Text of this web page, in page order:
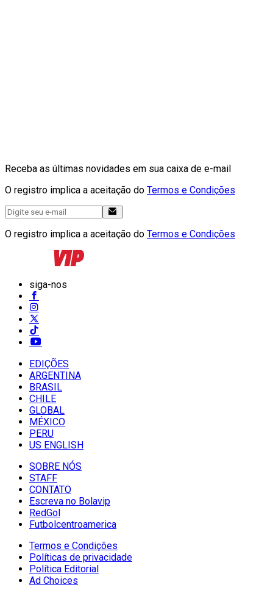
Receba as últimas novidades em sua caixa de e-mail
O registro implica a aceitação do Termos e Condições
O registro implica a aceitação do Termos e Condições
siga-nos
EDIÇÕES
ARGENTINA
BRASIL
CHILE
GLOBAL
MÉXICO
PERU
US ENGLISH
SOBRE NÓS
STAFF
CONTATO
Escreva no Bolavip
RedGol
Futbolcentroamerica
Termos e Condições
Políticas de privacidade
Política Editorial
Ad Choices